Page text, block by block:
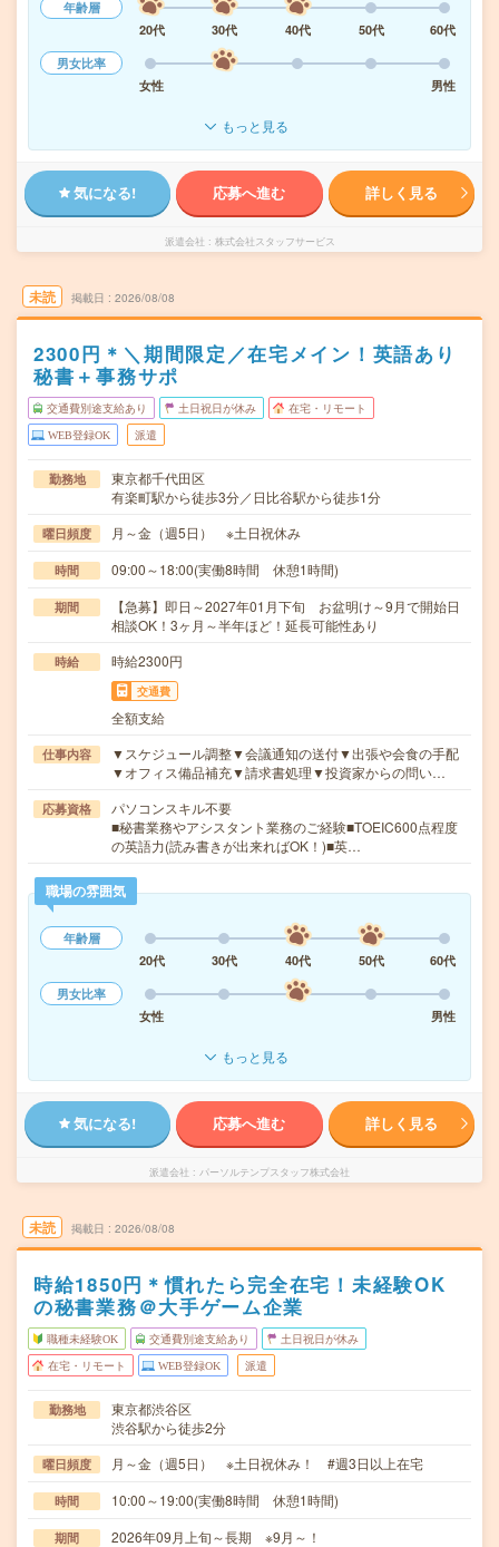
年齢層
20代
30代 40代 50代
60代
男女比率
女性
男性
もっと見る
気になる! 応募へ進む 詳しく見る
派遣会社 株式会社スタッフサービス
未読 掲載日 2026/08/08
2300円＊＼期間限定／在宅メイン！英語あり
秘書＋事務サポ
交通費別途支給あり 土日祝日が休み 在宅・リモート
WEB登録OK 派遣
勤務地
東京都千代田区
有楽町駅から徒歩3分／日比谷駅から徒歩1分
曜日頻度 月～金（週5日） ※土日祝休み
時間 09:00～18:00(実働8時間 休憩1時間)
期間
【急募】即日～2027年01月下旬 お盆明け～9月で開始日
相談OK！3ヶ月～半年ほど！延長可能性あり
時給 時給2300円
交通費
全額支給
仕事内容
▼スケジュール調整▼会議通知の送付▼出張や会食の手配
▼オフィス備品補充▼請求書処理▼投資家からの問い…
応募資格
パソコンスキル不要
■秘書業務やアシスタント業務のご経験■TOEIC600点程度
の英語力(読み書きが出来ればOK！)■英…
職場の雰囲気
年齢層
20代
30代 40代 50代
60代
男女比率
女性
男性
もっと見る
気になる! 応募へ進む 詳しく見る
派遣会社 パーソルテンプスタッフ株式会社
未読 掲載日 2026/08/08
時給1850円＊慣れたら完全在宅！未経験OK
の秘書業務＠大手ゲーム企業
職種未経験OK 交通費別途支給あり 土日祝日が休み
在宅・リモート WEB登録OK 派遣
勤務地
東京都渋谷区
渋谷駅から徒歩2分
曜日頻度 月～金（週5日） ※土日祝休み！ #週3日以上在宅
時間 10:00～19:00(実働8時間 休憩1時間)
期間 2026年09月上旬～長期 ※9月～！